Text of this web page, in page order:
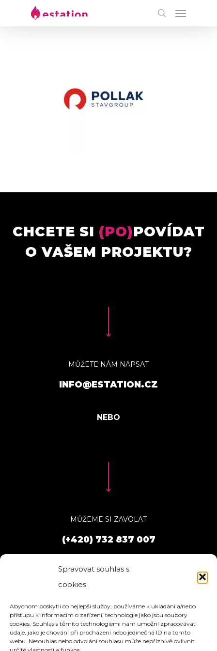
Spravovat souhlas s
cookies
Abychom poskytli co nejlepší služby, používáme k ukládání a/nebo
přístupu k informacím o zařízení, technologie jako jsou soubory
cookies. Souhlas s těmito technologiemi nám umožní zpracovávat
údaje, jako je chování při procházení nebo jedinečná ID na tomto
webu. Nesouhlas nebo odvolání souhlasu může nepříznivě ovlivnit
CHCETE SI (PO)POVÍDAT
O VAŠEM PROJEKTU?
MŮŽETE NÁM NAPSAT
INFO@ESTATION.CZ
MŮŽEME SI ZAVOLAT
(+420) 732 837 007